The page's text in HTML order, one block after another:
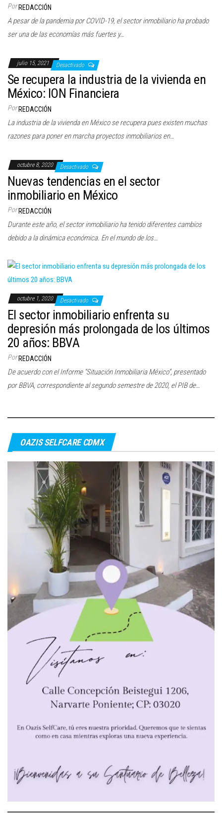
Por REDACCIÓN
A pesar de la pandemia por COVID-19, el sector inmobiliario ha probado
ser una de las economías más fuertes y…
julio 15, 2021 Desactivado
Se recupera la industria de la vivienda en
México: ION Financiera
Por REDACCIÓN
La industria de la vivienda en México se recupera pues existen muchas
razones para poner en marcha proyectos inmobiliarios en…
octubre 8, 2020 Desactivado
Nuevas tendencias en el sector
inmobiliario en México
Por REDACCIÓN
Durante este año, el sector inmobiliario ha tenido diferentes cambios
debido a la dinámica económica. En el mundo de los…
octubre 1, 2020 Desactivado
El sector inmobiliario enfrenta su
depresión más prolongada de los últimos
20 años: BBVA
Por REDACCIÓN
De acuerdo con el Informe “Situación Inmobiliaria México”, presentado
por BBVA, correspondiente al segundo semestre de 2020, el PIB de…
OAZIS SELFCARE CDMX